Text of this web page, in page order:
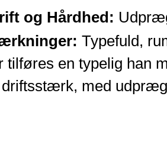
og Hårdhed:
Typefuld,
tilføres en typelig han
driftsstærk, med